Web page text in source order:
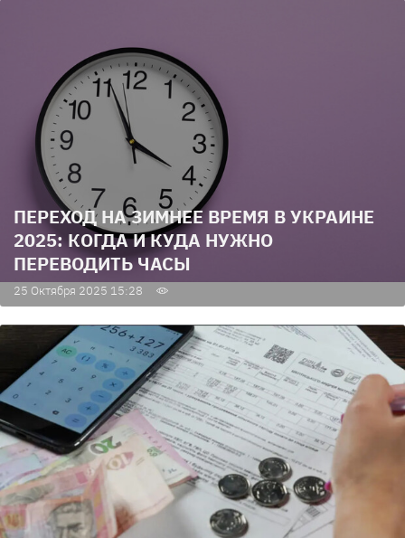
ПЕРЕХОД НА ЗИМНЕЕ ВРЕМЯ В УКРАИНЕ
2025: КОГДА И КУДА НУЖНО
ПЕРЕВОДИТЬ ЧАСЫ
25 Октября 2025 15:28